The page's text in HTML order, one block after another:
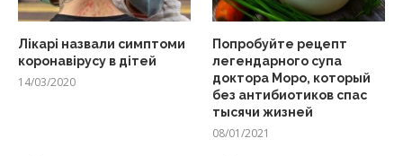
Лікарі назвали симптоми
коронавірусу в дітей
14/03/2020
Попробуйте рецепт
легендарного супа
доктора Моро, который
без антибиотиков спас
тысячи жизней
08/01/2021